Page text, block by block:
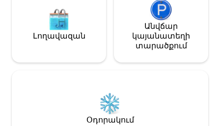
օդորակիչով, Wi-Fi-ով և պրեմիում
դասի անկողնային
սպիտակեղենով ու սրբիչներով։
Լողավազան
Անվճար
կայանատեղի
տարածքում
Օդորակում